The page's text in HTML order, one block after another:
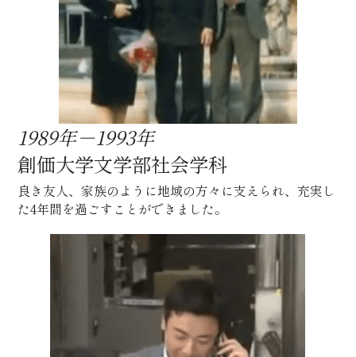
1989年－1993年
創価大学文学部社会学科
良き友人、家族のように地域の方々に支えられ、充実し
た4年間を過ごすことができました。